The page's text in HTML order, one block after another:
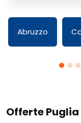
Abruzzo
Offerte Puglia